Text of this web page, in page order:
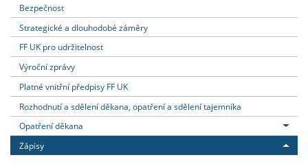
Bezpečnost
Strategické a dlouhodobé záměry
FF UK pro udržitelnost
Výroční zprávy
Platné vnitřní předpisy FF UK
Rozhodnutí a sdělení děkana, opatření a sdělení tajemníka
Opatření děkana
Zápisy